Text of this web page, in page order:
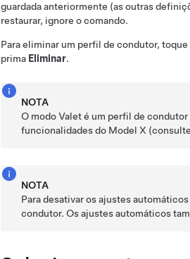
guardada anteriormente (as outras
restaurar, ignore o comando.
Para eliminar um perfil de condutor, toque
prima Eliminar.
NOTA
O modo Valet é um perfil de
funcionalidades do Model X (consulte
NOTA
Para desativar os ajustes
condutor. Os ajustes automáticos